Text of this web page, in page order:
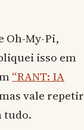
Oh-My-Pi,
isso em
“RANT: IA
vale repetir
tudo.